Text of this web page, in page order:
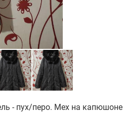
- пух/перо. Мех на капюшоне